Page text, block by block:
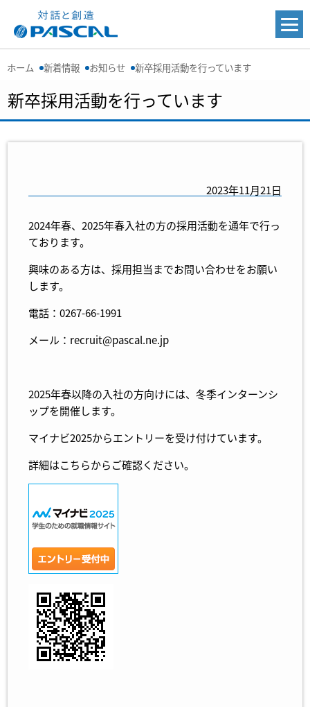
ホーム 新着情報 お知らせ 新卒採用活動を行っています
新卒採用活動を行っています
2023年11月21日
2024年春、2025年春入社の方の採用活動を通年で行っ
ております。
興味のある方は、採用担当までお問い合わせをお願い
します。
電話：0267-66-1991
メール：recruit@pascal.ne.jp
2025年春以降の入社の方向けには、冬季インターンシ
ップを開催します。
マイナビ2025からエントリーを受け付けています。
詳細はこちらからご確認ください。